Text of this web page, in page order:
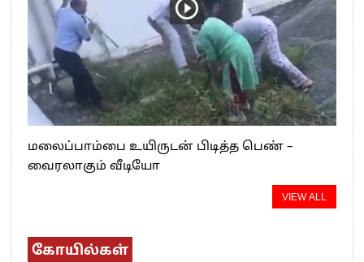
மலைப்பாம்பை உயிருடன் பிடித்த பெண் –
வைரலாகும் வீடியோ
VIEW ALL
கோயில்கள்